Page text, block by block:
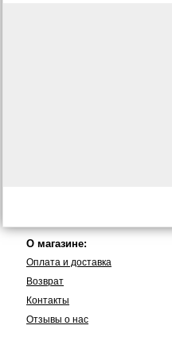
О магазине:
Оплата и доставка
Возврат
Контакты
Отзывы о нас